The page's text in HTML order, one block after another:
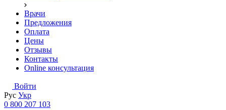
Врачи
Предложения
Оплата
Цены
Отзывы
Контакты
Online консультация
Войти
Рус Укр
0 800 207 103